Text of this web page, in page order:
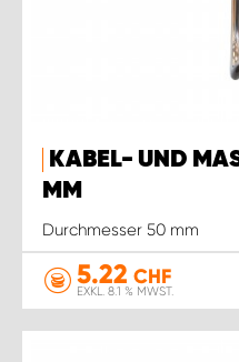
KABEL- UND
MM
Durchmesser 50 mm
5.22 CHF
EXKL. 8.1 % MWST.